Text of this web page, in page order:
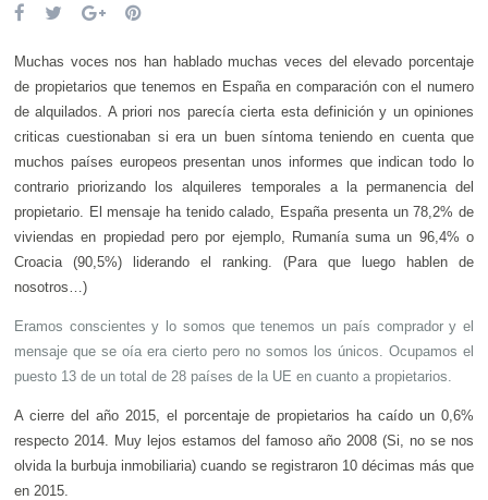
Muchas voces nos han hablado muchas veces del elevado porcentaje
de propietarios que tenemos en España en comparación con el numero
de alquilados. A priori nos parecía cierta esta definición y un opiniones
criticas cuestionaban si era un buen síntoma teniendo en cuenta que
muchos países europeos presentan unos informes que indican todo lo
contrario priorizando los alquileres temporales a la permanencia del
propietario. El mensaje ha tenido calado, España presenta un 78,2% de
viviendas en propiedad pero por ejemplo, Rumanía suma un 96,4% o
Croacia (90,5%) liderando el ranking. (Para que luego hablen de
nosotros…)
Eramos conscientes y lo somos que tenemos un país comprador y el
mensaje que se oía era cierto pero no somos los únicos. Ocupamos el
puesto 13 de un total de 28 países de la UE en cuanto a propietarios.
A cierre del año 2015, el porcentaje de propietarios ha caído un 0,6%
respecto 2014. Muy lejos estamos del famoso año 2008 (Si, no se nos
olvida la burbuja inmobiliaria) cuando se registraron 10 décimas más que
en 2015.